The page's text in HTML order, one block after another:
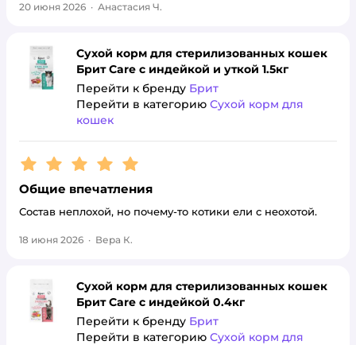
20 июня 2026 · Анастасия Ч.
Сухой корм для стерилизованных кошек
Брит Care с индейкой и уткой 1.5кг
Перейти к бренду Брит
Перейти в категорию Сухой корм для
кошек
Рейтинг:5
Общие впечатления
Состав неплохой, но почему-то котики ели с неохотой.
18 июня 2026 · Вера К.
Сухой корм для стерилизованных кошек
Брит Care с индейкой 0.4кг
Перейти к бренду Брит
Перейти в категорию Сухой корм для